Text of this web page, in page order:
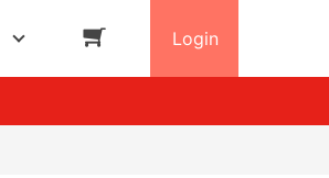
Login